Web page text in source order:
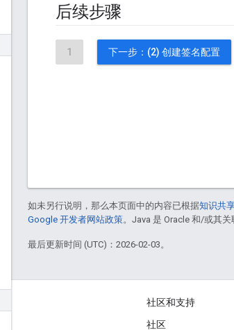
后续步骤
1 下一步：(2) 创建签名配置
如未另行说明，那么本页面中的内容已根据知识共
Google 开发者网站政策。Java 是 Oracle 和/或其关
最后更新时间 (UTC)：2026-02-03。
社区和支持
社区